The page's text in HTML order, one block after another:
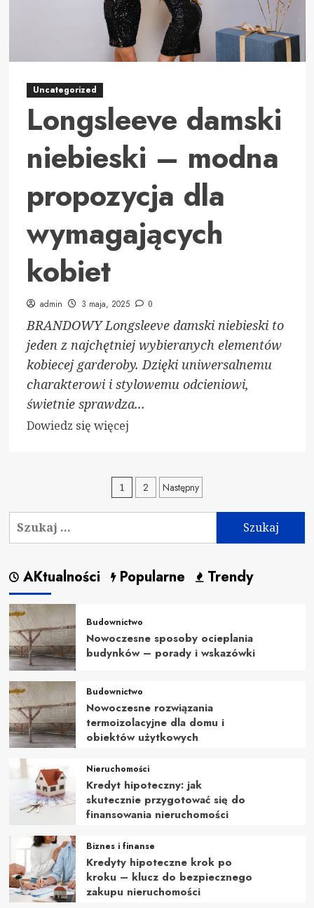
Uncategorized
Longsleeve damski
niebieski – modna
propozycja dla
wymagających
kobiet
admin 3 maja, 2025 0
BRANDOWY Longsleeve damski niebieski to
jeden z najchętniej wybieranych elementów
kobiecej garderoby. Dzięki uniwersalnemu
charakterowi i stylowemu odcieniowi,
świetnie sprawdza...
Dowiedz się więcejDowiedz
o
Longsleeve
damski
–
propozycja
wymagających
kobiet
Stronicowanie
wpisów
1 2 Następny
Szukaj:
AKtualności Popularne Trendy
Budownictwo
Nowoczesne sposoby ocieplania
budynków – porady i wskazówki
Budownictwo
Nowoczesne rozwiązania
termoizolacyjne dla domu i
obiektów użytkowych
Nieruchomości
Kredyt hipoteczny: jak
skutecznie przygotować się do
finansowania nieruchomości
Biznes i finanse
Kredyty hipoteczne krok po
kroku – klucz do bezpiecznego
zakupu nieruchomości